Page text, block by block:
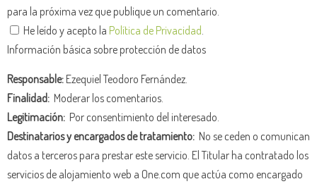
para la próxima vez que publique un comentario.
He leído y acepto la Política de Privacidad
Información básica sobre protección de datos
Responsable:Ezequiel Teodoro Fernández.
Finalidad: Moderar los comentarios.
Legitimación: Por consentimiento del interesado.
Destinatarios y encargados de tratamiento: No se ceden o comunican
datos a terceros para prestar este servicio. El Titular ha contratado los
servicios de alojamiento web a One.com que actúa como encargado